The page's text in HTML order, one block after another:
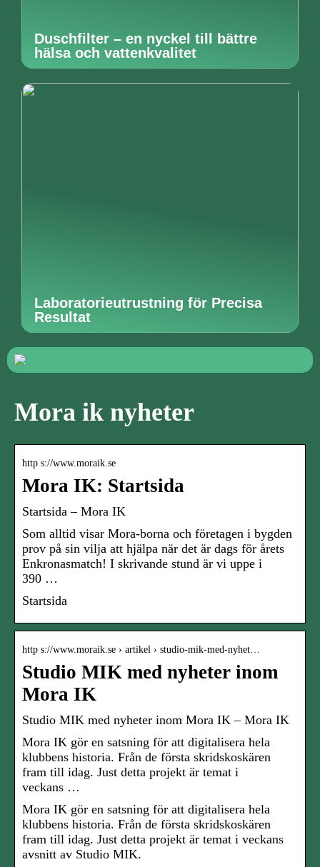
Duschfilter – en nyckel till bättre
hälsa och vattenkvalitet
Laboratorieutrustning för Precisa
Resultat
Mora ik nyheter
http s://www.moraik.se
Mora IK: Startsida
Startsida – Mora IK
Som alltid visar Mora-borna och företagen i bygden
prov på sin vilja att hjälpa när det är dags för årets
Enkronasmatch! I skrivande stund är vi uppe i
390 …
Startsida
http s://www.moraik.se › artikel › studio-mik-med-nyhet…
Studio MIK med nyheter inom
Mora IK
Studio MIK med nyheter inom Mora IK – Mora IK
Mora IK gör en satsning för att digitalisera hela
klubbens historia. Från de första skridskoskären
fram till idag. Just detta projekt är temat i
veckans …
Mora IK gör en satsning för att digitalisera hela
klubbens historia. Från de första skridskoskären
fram till idag. Just detta projekt är temat i veckans
avsnitt av Studio MIK.